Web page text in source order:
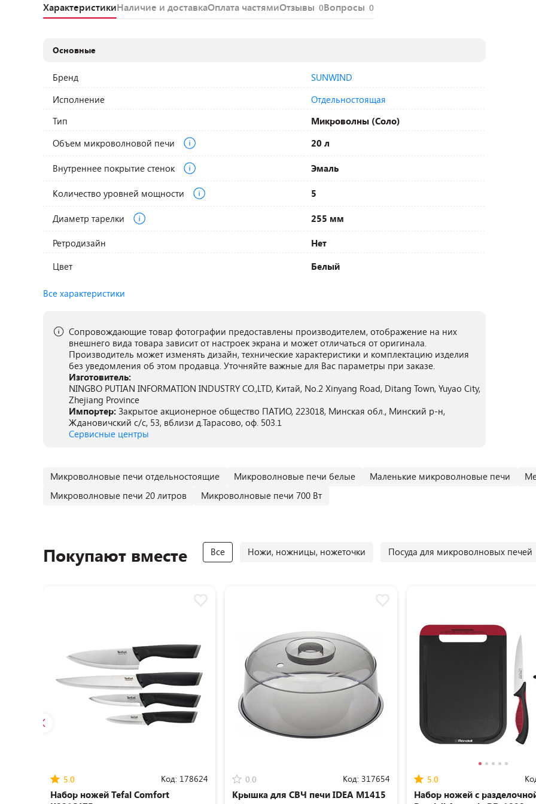
ХарактеристикиНаличие и доставкаОплата частямиОтзывы 0Вопросы 0
Основные
Бренд
SUNWIND
Исполнение
Отдельностоящая
Тип
Микроволны (Соло)
Объем микроволновой печи
20 л
Внутреннее покрытие стенок Эмаль
Количество уровней мощности 5
Диаметр тарелки 255 мм
Ретродизайн
Нет
Цвет
Белый
Все характеристики
Сопровождающие товар фотографии предоставлены производителем, отображение на них
внешнего вида товара зависит от настроек экрана и может отличаться от оригинала.
Производитель может изменять дизайн, технические характеристики и комплектацию изделия
без уведомления об этом продавца. Уточняйте важные для Вас параметры при заказе.
Изготовитель:
NINGBO PUTIAN INFORMATION INDUSTRY CO.,LTD, Китай, No.2 Xinyang Road, Ditang Town, Yuyao City,
Zhejiang Province
Импортер: Закрытое акционерное общество ПАТИО, 223018, Минская обл., Минский р-н,
Ждановичский с/с, 53, вблизи д.Тарасово, оф. 503.1
Сервисные центры
Микроволновые печи отдельностоящие Микроволновые печи белые Маленькие микроволновые печи
Микроволновые печи 20 литров
Микроволновые печи 700 Вт
Покупают вместе Все Ножи, ножницы, ножеточки Посуда для микроволновых печей
5.0 Код: 178624
Набор ножей Tefal Сomfort
0.0 Код: 317654
Крышка для СВЧ печи IDEA М1415
5.0
Набор ножей с